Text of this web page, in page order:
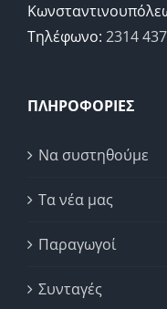
Τηλέφωνο: 2314
ΠΛΗΡΟΦΟΡΙΕΣ
Να συστηθούμε
Τα νέα μας
Παραγωγοί
Συνταγές